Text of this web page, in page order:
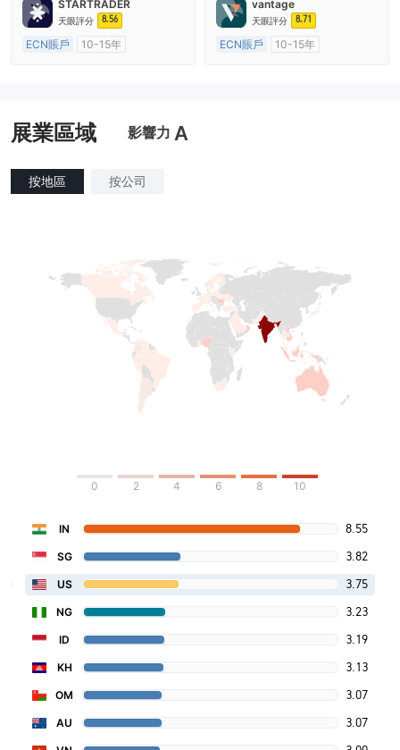
STARTRADER
天眼評分 8.56
ECN賬戶
10-15年
vantage
天眼評分 8.71
ECN賬戶
10-15年
展業區域 影響力 A
按地區 按公司
0 2 4 6 8 10
IN 8.55
SG 3.82
US 3.75
NG 3.23
ID 3.19
KH 3.13
OM 3.07
AU 3.07